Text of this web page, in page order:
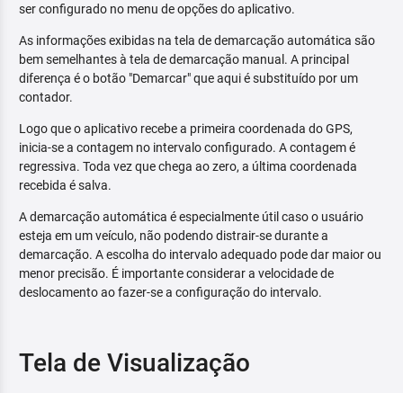
ser configurado no menu de opções do aplicativo.
As informações exibidas na tela de demarcação automática são
bem semelhantes à tela de demarcação manual. A principal
diferença é o botão "Demarcar" que aqui é substituído por um
contador.
Logo que o aplicativo recebe a primeira coordenada do GPS,
inicia-se a contagem no intervalo configurado. A contagem é
regressiva. Toda vez que chega ao zero, a última coordenada
recebida é salva.
A demarcação automática é especialmente útil caso o usuário
esteja em um veículo, não podendo distrair-se durante a
demarcação. A escolha do intervalo adequado pode dar maior ou
menor precisão. É importante considerar a velocidade de
deslocamento ao fazer-se a configuração do intervalo.
Tela de Visualização